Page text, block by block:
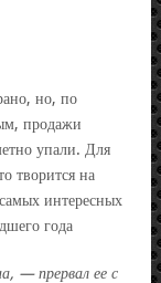
но, по
продажи
упали. Для
творится на
интересных
года
— прервал ее с